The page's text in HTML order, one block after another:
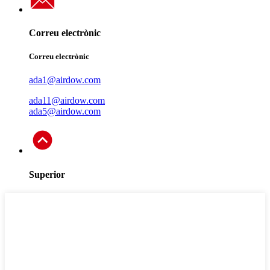
Correu electrònic
Correu electrònic
ada1@airdow.com
ada11@airdow.com
ada5@airdow.com
Superior